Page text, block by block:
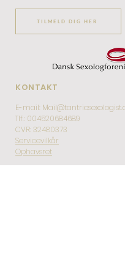
TILMELD DIG HER
KONTAKT
E-mail:
Tlf.: 004520684689
CVR: 32480373
Servicevilkår
Ophavsret